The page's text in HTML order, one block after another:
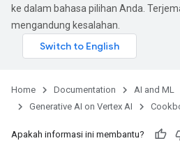
ke dalam bahasa pilihan Anda.
mengandung kesalahan.
Home Documentation AI and ML
Generative AI on Vertex AI
Apakah informasi ini membantu?